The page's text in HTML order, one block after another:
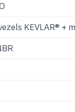
KEVLAR® +